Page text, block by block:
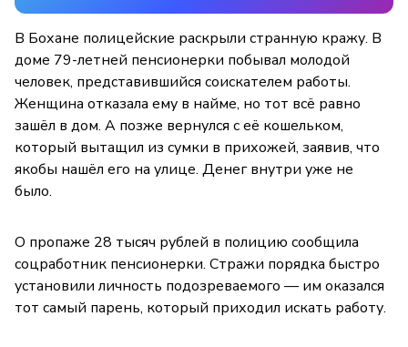
В Бохане полицейские раскрыли странную кражу. В
доме 79-летней пенсионерки побывал молодой
человек, представившийся соискателем работы.
Женщина отказала ему в найме, но тот всё равно
зашёл в дом. А позже вернулся с её кошельком,
который вытащил из сумки в прихожей, заявив, что
якобы нашёл его на улице. Денег внутри уже не
было.
О пропаже 28 тысяч рублей в полицию сообщила
соцработник пенсионерки. Стражи порядка быстро
установили личность подозреваемого — им оказался
тот самый парень, который приходил искать работу.